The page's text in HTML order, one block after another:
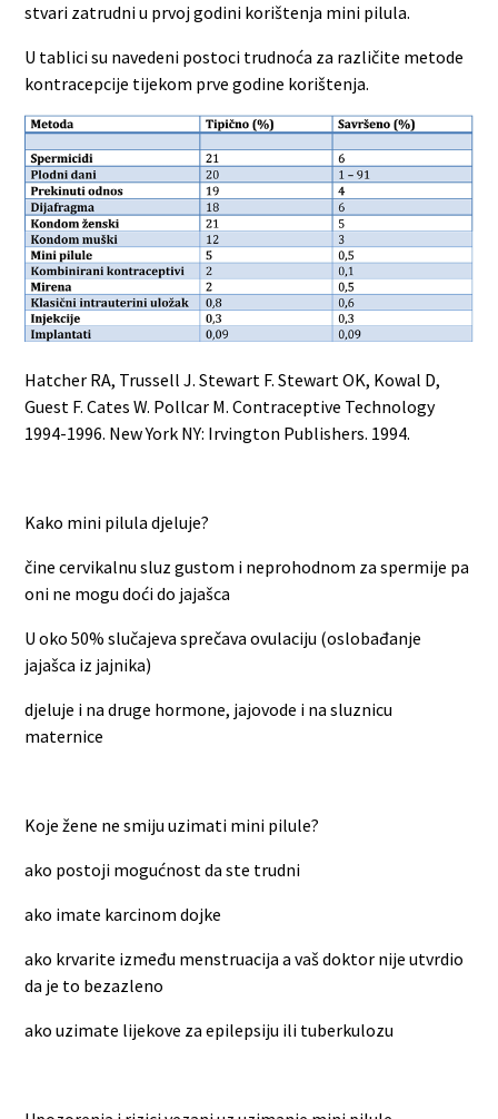
stvari zatrudni u prvoj godini korištenja mini pilula.
U tablici su navedeni postoci trudnoća za različite metode
kontracepcije tijekom prve godine korištenja.
Hatcher RA, Trussell J. Stewart F. Stewart OK, Kowal D,
Guest F. Cates W. Pollcar M. Contraceptive Technology
1994-1996. New York NY: Irvington Publishers. 1994.
Kako mini pilula djeluje?
čine cervikalnu sluz gustom i neprohodnom za spermije pa
oni ne mogu doći do jajašca
U oko 50% slučajeva sprečava ovulaciju (oslobađanje
jajašca iz jajnika)
djeluje i na druge hormone, jajovode i na sluznicu
maternice
Koje žene ne smiju uzimati mini pilule?
ako postoji mogućnost da ste trudni
ako imate karcinom dojke
ako krvarite između menstruacija a vaš doktor nije utvrdio
da je to bezazleno
ako uzimate lijekove za epilepsiju ili tuberkulozu